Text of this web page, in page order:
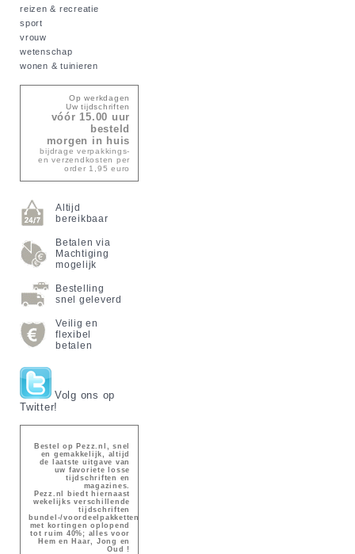
reizen & recreatie
sport
vrouw
wetenschap
wonen & tuinieren
Op werkdagen
Uw tijdschriften
vóór 15.00 uur
besteld
morgen in huis
bijdrage verpakkings-
en verzendkosten per
order 1,95 euro
Altijd
bereikbaar
Betalen via
Machtiging
mogelijk
Bestelling
snel geleverd
Veilig en
flexibel
betalen
Volg ons op
Twitter!
Bestel op Pezz.nl, snel
en gemakkelijk, altijd
de laatste uitgave van
uw favoriete losse
tijdschriften en
magazines.
Pezz.nl biedt hiernaast
wekelijks verschillende
tijdschriften
bundel-/voordeelpakketten
met kortingen oplopend
tot ruim 40%; alles voor
Hem en Haar, Jong en
Oud !